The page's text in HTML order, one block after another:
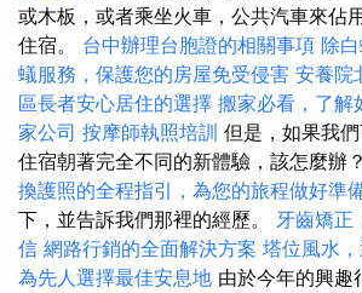
或木板，或者乘坐火車，公共汽車來佔
住宿。 台中辦理台胞證的相關事項 除
蟻服務，保護您的房屋免受侵害 安養院
區長者安心居住的選擇 搬家必看，了解
家公司 按摩師執照培訓 但是，如果我
住宿朝著完全不同的新體驗，該怎麼辦？
換護照的全程指引，為您的旅程做好準
下，並告訴我們那裡的經歷。 牙齒矯正
信 網路行銷的全面解決方案 塔位風水
為先人選擇最佳安息地 由於今年的興趣